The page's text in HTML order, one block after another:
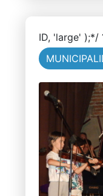
ID, 'large' );*/